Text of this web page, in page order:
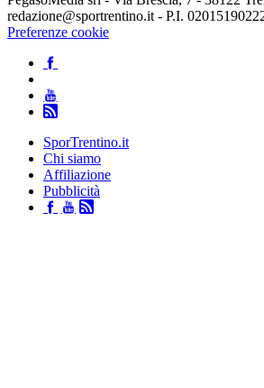
redazione@sportrentino.it - P.I.
Preferenze cookie
SporTrentino.it
Chi siamo
Affiliazione
Pubblicità